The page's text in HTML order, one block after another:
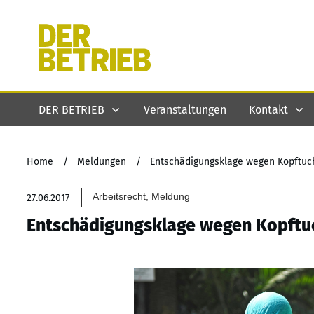
DER BETRIEB Veranstaltungen Kontakt
Home / Meldungen / Entschädigungsklage wegen
27.06.2017 Arbeitsrecht, Meldung
Entschädigungsklage wegen